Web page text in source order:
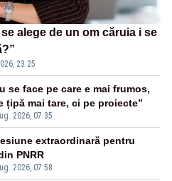
alege de un om căruia i se
23:25
2026, 07:35
se face pe care e mai frumos,
țipă mai tare, ci pe proiecte”
2026, 07:58
extraordinară pentru
PNRR